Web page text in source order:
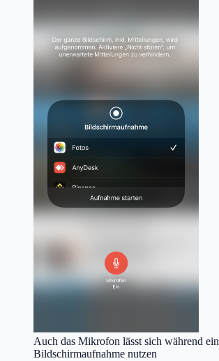
Auch das Mikrofon lässt sich während
Bildschirmaufnahme nutzen